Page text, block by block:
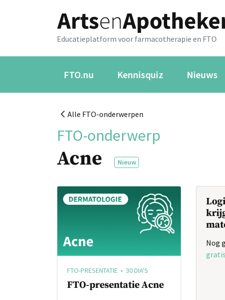
Educatieplatform voor farmacotherapie en FTO
FTO.nu Kennisquiz Nieuws
Alle FTO-onderwerpen
FTO-onderwerp
Acne Nieuw
FTO-PRESENTATIE • 30 DIA'S
FTO-presentatie Acne
Nog
gratis